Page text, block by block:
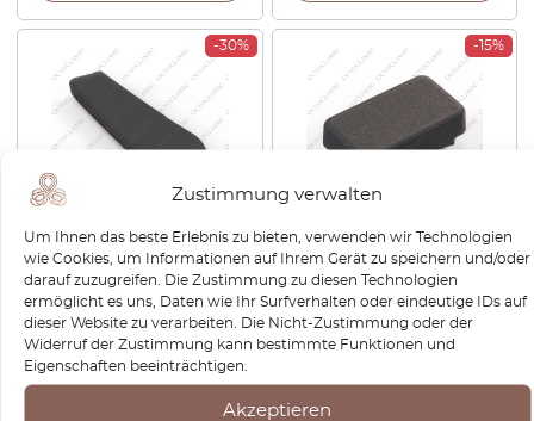
Zustimmung verwalten
Um Ihnen das beste Erlebnis zu bieten, verwenden wir Technologien
wie Cookies, um Informationen auf Ihrem Gerät zu speichern und/oder
darauf zuzugreifen. Die Zustimmung zu diesen Technologien
ermöglicht es uns, Daten wie Ihr Surfverhalten oder eindeutige IDs auf
dieser Website zu verarbeiten. Die Nicht-Zustimmung oder der
Widerruf der Zustimmung kann bestimmte Funktionen und
Eigenschaften beeinträchtigen.
Akzeptieren
-30%
Volkswagen Polo 86C 2F
Handbremshebel
Abdeckung Schwarz
867711463
-15%
Volkswagen Corrado /
Passat B3 / T4 / Polo 86C 2F /
Golf Rabbit Mk1 Cabrio
Dummy Abdeckung
Armaturenbrett Schwarz